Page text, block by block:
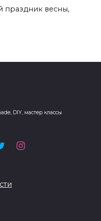
праздник весны,
DIY, мастер классы